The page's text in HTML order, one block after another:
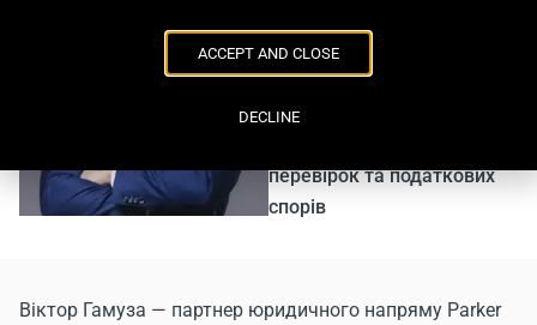
напряму Parker Russell
Ukraine
Експерт із податкового
перевірок та податкових
спорів
Віктор Гамуза — партнер юридичного напряму Parker
ACCEPT AND CLOSE
DECLINE